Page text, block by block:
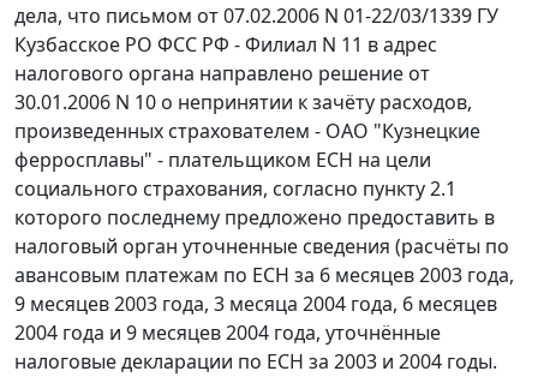
дела, что письмом от 07.02.2006 N 01-22/03/1339 ГУ
Кузбасское РО ФСС РФ - Филиал N 11 в адрес
налогового органа направлено решение от
30.01.2006 N 10 о непринятии к зачёту расходов,
произведенных страхователем - ОАО "Кузнецкие
ферросплавы" - плательщиком ЕСН на цели
социального страхования, согласно пункту 2.1
которого последнему предложено предоставить в
налоговый орган уточненные сведения (расчёты по
авансовым платежам по ЕСН за 6 месяцев 2003 года,
9 месяцев 2003 года, 3 месяца 2004 года, 6 месяцев
2004 года и 9 месяцев 2004 года, уточнённые
налоговые декларации по ЕСН за 2003 и 2004 годы.